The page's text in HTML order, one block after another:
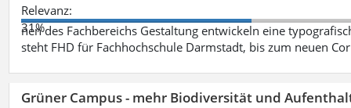
Relevanz:
31%
nen des Fachbereichs Gestaltung entwickeln eine
steht FHD für Fachhochschule Darmstadt, bis zum neuen
Grüner Campus - mehr Biodiversität und